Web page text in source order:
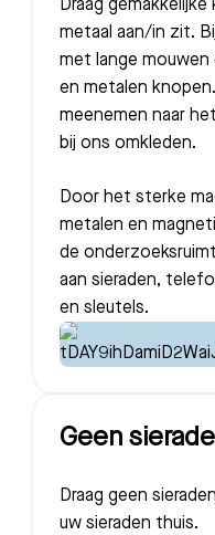
Draag
metaal aan/in zit.
met lange
en metalen
meenemen naar
bij ons omkleden.
Door het sterke
metalen en
de
aan sieraden,
en sleutels.
Geen
Draag geen
uw sieraden thuis.